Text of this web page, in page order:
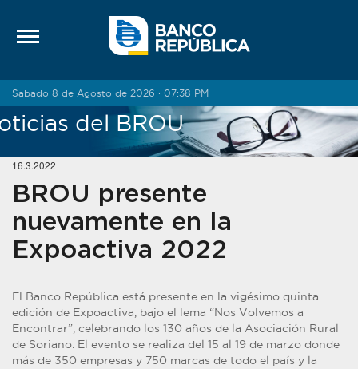
Sabado 8 de Agosto de 2026 · 07:38 PM
del BROU
16.3.2022
BROU presente
nuevamente en la
Expoactiva 2022
El Banco República está presente en la vigésimo quinta
edición de Expoactiva, bajo el lema “Nos Volvemos a
Encontrar”, celebrando los 130 años de la Asociación Rural
de Soriano. El evento se realiza del 15 al 19 de marzo donde
más de 350 empresas y 750 marcas de todo el país y la